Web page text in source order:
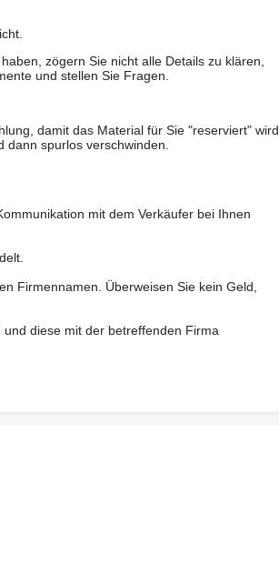
zögern Sie nicht alle Details zu klären,
und stellen Sie Fragen.
damit das Material für Sie "reserviert" wird
spurlos verschwinden.
mit dem Verkäufer bei Ihnen
Firmennamen. Überweisen Sie kein Geld,
diese mit der betreffenden Firma